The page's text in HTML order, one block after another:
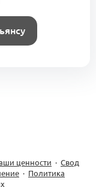
ценности · Свод
· Политика